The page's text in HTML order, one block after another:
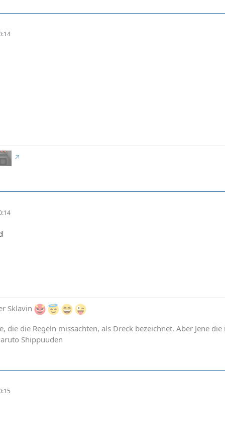
Sklavin
die die Regeln missachten, als Dreck bezeichnet. Aber Jene
Shippuuden